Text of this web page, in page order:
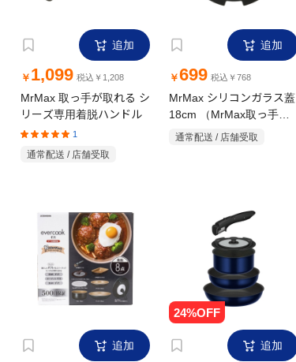
追加
￥ 1,099 税込￥1,208
MrMax 取っ手が取れる シ
リーズ専用着脱ハンドル
1
通常配送 / 店舗受取
追加
￥699 税込￥768
MrMax シリコンガラス蓋
18cm （MrMax取っ手が
通常配送 / 店舗受取
追加 追加